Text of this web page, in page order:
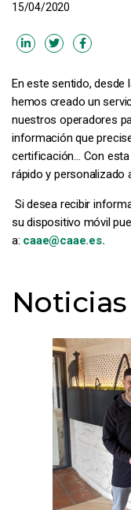
15/04/2020
En este sentido, desde
hemos creado un
nuestros operadores
información que
certificación… Con
rápido y personalizado
Si desea recibir
su dispositivo móvil
a: caae@caae.es.